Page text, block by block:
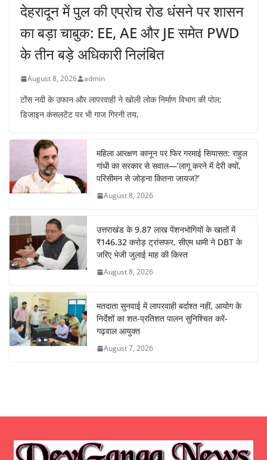
देहरादून में पुल की एप्रोच रोड धंसने पर शासन
का बड़ा चाबुक: EE, AE और JE समेत PWD
के तीन बड़े अधिकारी निलंबित
August 8, 2026 admin
टोंस नदी के उफान और लापरवाही ने खोली लोक निर्माण विभाग की पोल;
डिजाइन कंसलटेंट पर भी गाज गिरनी तय,
महिला आरक्षण कानून पर फिर गरमाई सियासत: राहुल
गांधी का सरकार से सवाल—’लागू करने में देरी क्यों,
परिसीमन से जोड़ना कितना जायज?’
August 8, 2026
उत्तराखंड के 9.87 लाख पेंशनभोगियों के खातों में
₹146.32 करोड़ ट्रांसफर, सीएम धामी ने DBT के
जरिए भेजी जुलाई माह की किस्त
August 8, 2026
मतदाता सुनवाई में लापरवाही बर्दाश्त नहीं, आयोग के
निर्देशों का शत-प्रतिशत पालन सुनिश्चित करें-
गढ़वाल आयुक्त
August 7, 2026